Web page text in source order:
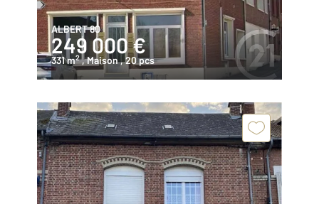
ALBERT 80
249 000 €
331 m2 , Maison, 20 pcs